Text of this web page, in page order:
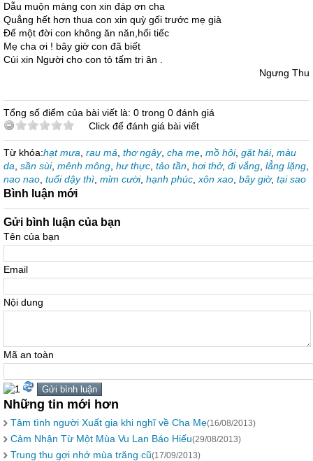
Dẫu muộn màng con xin đáp ơn cha
Quẳng hết hơn thua con xin quỳ gối trước mẹ già
Để một đời con không ăn năn,hối tiếc
Mẹ cha ơi ! bây giờ con đã biết
Cúi xin Người cho con tỏ tấm tri ân .
Ngưng Thu
Tổng số điểm của bài viết là: 0 trong 0 đánh giá
Click để đánh giá bài viết
Từ khóa:hạt mưa rau má thơ ngây, cha mẹ mồ hôi, gặt hái, màu
da sần sùi, mênh mông hư thực tảo tần hơi thở, đi vắng lẳng lặng
nao nao tuổi dậy thì mỉm cười, hạnh phúc xôn xao bây giờ, tại sao
Bình luận mới
Gửi bình luận của bạn
Tên của bạn
Email
Nội dung
Mã an toàn
Những tin mới hơn
Tâm tình người Xuất gia khi nghĩ về Cha Mẹ(16/08/2013)
Cảm Nhận Từ Một Mùa Vu Lan Báo Hiếu(29/08/2013)
Trung thu gợi nhớ mùa trăng cũ(17/09/2013)